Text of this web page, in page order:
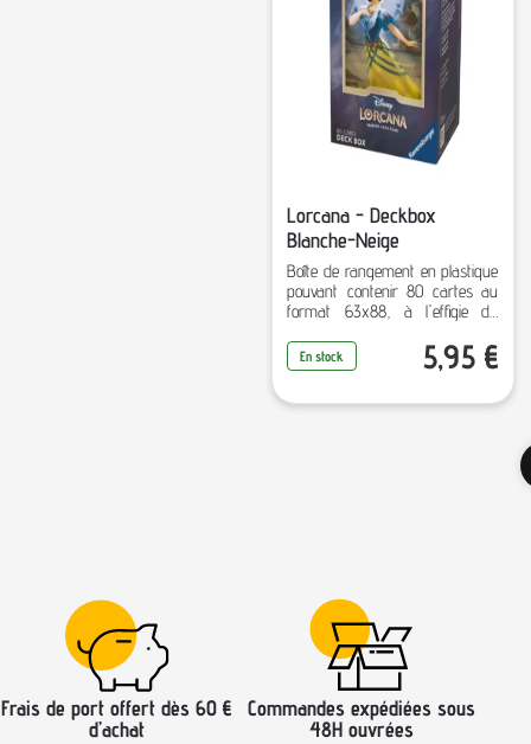
Lorcana - Deckbox
Blanche-Neige
Boîte de rangement en plastique
pouvant contenir 80 cartes au
format 63x88, à l'effigie du
En stock 5,95€
Frais de port offert dès 60 €
d’achat
Commandes expédiées sous
48H ouvrées